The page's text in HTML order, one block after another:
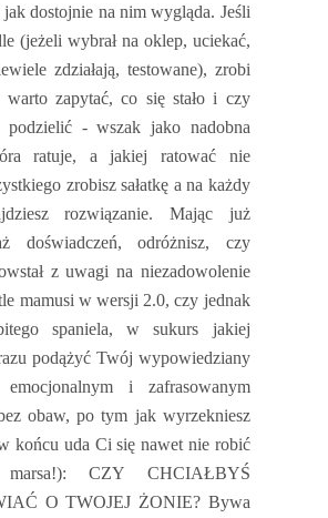
dostojnie na nim wygląda. Jeśli
(jeżeli wybrał na oklep, uciekać,
zdziałają, testowane), zrobi
warto zapytać, co się stało i czy
podzielić - wszak jako nadobna
ratuje, a jakiej ratować nie
zrobisz sałatkę a na każdy
rozwiązanie. Mając już
doświadczeń, odróżnisz, czy
z uwagi na niezadowolenie
mamusi w wersji 2.0, czy jednak
spaniela, w sukurs jakiej
podążyć Twój wypowiedziany
emocjonalnym i zafrasowanym
obaw, po tym jak wyrzekniesz
końcu uda Ci się nawet nie robić
marsa!): CZY CHCIAŁBYŚ
O TWOJEJ ŻONIE? Bywa